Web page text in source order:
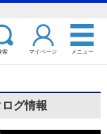
索 マイページ メニュー
グ情報